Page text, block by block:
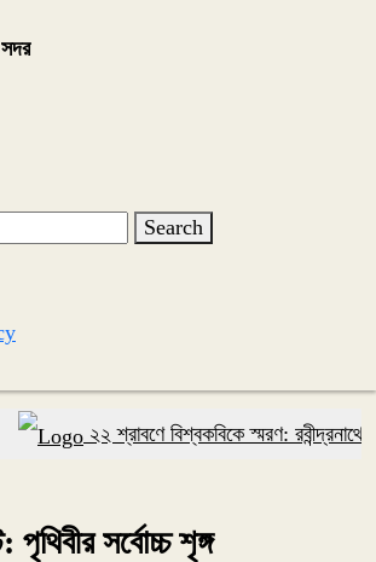
সদর
Search
২২ শ্রাবণে বিশ্বকবিকে স্মরণ: রবীন্দ্রনাথের
পৃথিবীর সর্বোচ্চ শৃঙ্গ